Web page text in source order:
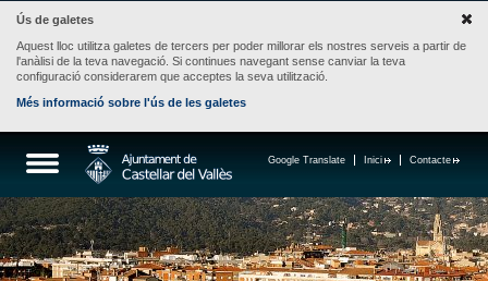
Ús de galetes
Aquest lloc utilitza galetes de tercers per poder millorar els nostres serveis a partir de
l'anàlisi de la teva navegació. Si continues navegant sense canviar la teva
configuració considerarem que acceptes la seva utilització.
Més informació sobre l'ús de les galetes
Contacte
Inici
Google Translate